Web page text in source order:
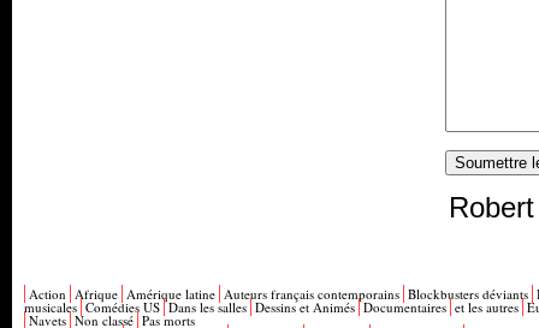
Action Afrique Amérique latine Auteurs français contemporains Blockbusters déviants
musicales Comédies US Dans les salles Dessins et Animés Documentaires et les autres
Navets Non classé Pas morts